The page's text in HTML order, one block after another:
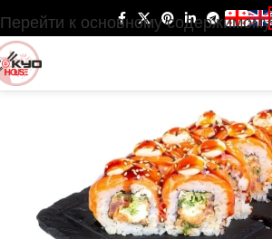
Перейти к основному содержимому